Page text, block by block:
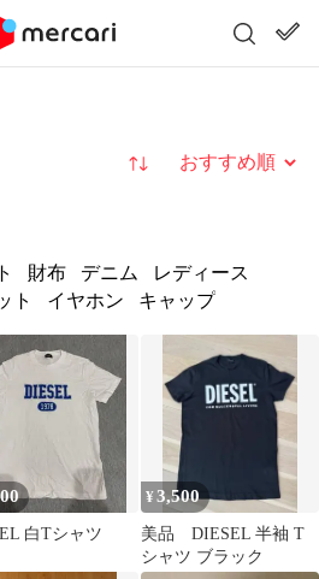
並び替え
財布 デニム
レディース
ト イヤホン キャップ
白Tシャツ
¥3,500
美品 DIESEL 半袖 T
シャツ ブラック